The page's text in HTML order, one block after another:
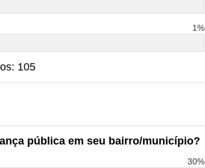
1%
105
pública em seu bairro/município?
30%